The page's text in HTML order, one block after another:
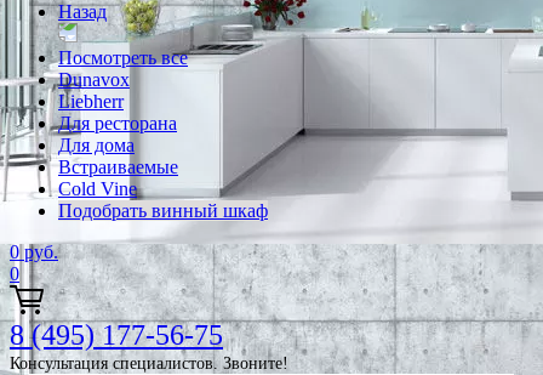
Назад
Посмотреть все
Dunavox
Liebherr
Для ресторана
Для дома
Встраиваемые
Cold Vine
Подобрать винный шкаф
0 руб.
0
8 (495) 177-56-75
Консультация специалистов. Звоните!